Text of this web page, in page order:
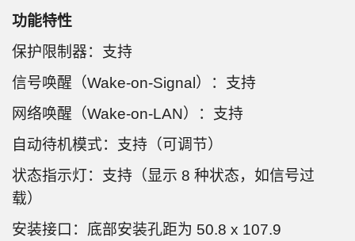
功能特性
保护限制器：支持
信号唤醒（Wake-on-Signal）：支持
网络唤醒（Wake-on-LAN）：支持
自动待机模式：支持（可调节）
状态指示灯：支持（显示 8 种状态，如信号过
载）
安装接口：底部安装孔距为 50.8 x 107.9